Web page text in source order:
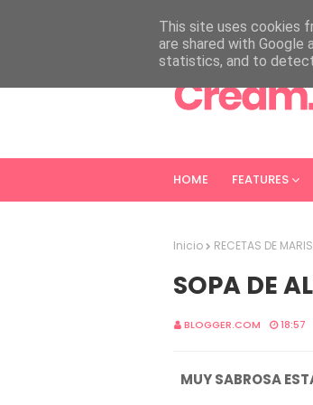
HOME FEATURES
Inicio RECETAS DE
SOPA DE
BLOGGER.COM 18:57
MUY SABROSA
This site uses cookies
are shared with
statistics, and to detect